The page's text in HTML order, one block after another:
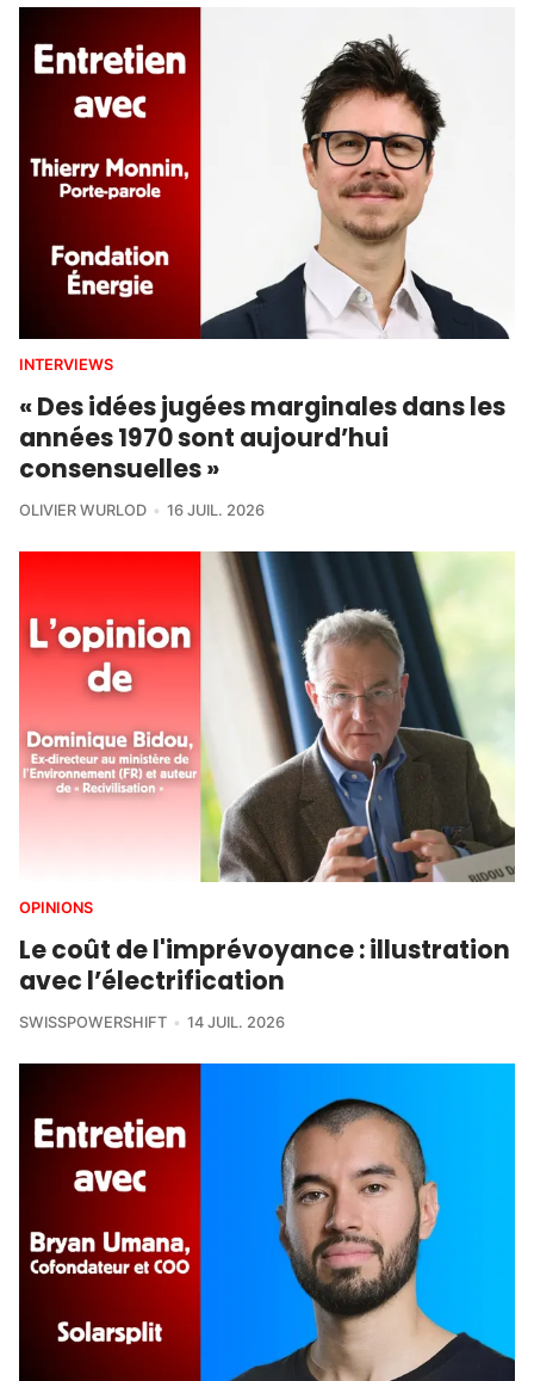
INTERVIEWS
« Des idées jugées marginales dans les
années 1970 sont aujourd’hui
consensuelles »
OLIVIER WURLOD 16 JUIL. 2026
OPINIONS
Le coût de l'imprévoyance : illustration
avec l’électrification
SWISSPOWERSHIFT 14 JUIL. 2026